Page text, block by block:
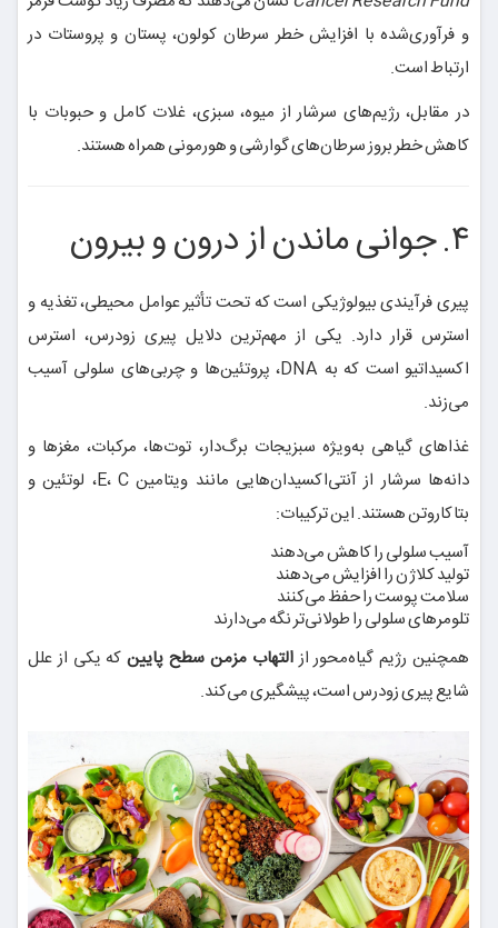
و فرآوری‌شده با افزایش خطر سرطان کولون، پستان و پروستات در
ارتباط است.
در مقابل، رژیم‌های سرشار از میوه، سبزی، غلات کامل و حبوبات با
کاهش خطر بروز سرطان‌های گوارشی و هورمونی همراه هستند.
۴. جوانی ماندن از درون و بیرون
پیری فرآیندی بیولوژیکی است که تحت تأثیر عوامل محیطی، تغذیه و
استرس قرار دارد. یکی از مهم‌ترین دلایل پیری زودرس، استرس
اکسیداتیو است که به DNA، پروتئین‌ها و چربی‌های سلولی آسیب
می‌زند.
غذاهای گیاهی به‌ویژه سبزیجات برگ‌دار، توت‌ها، مرکبات، مغزها و
دانه‌ها سرشار از آنتی‌اکسیدان‌هایی مانند ویتامین E، C، لوتئین و
بتاکاروتن هستند. این ترکیبات:
آسیب سلولی را کاهش می‌دهند
تولید کلاژن را افزایش می‌دهند
سلامت پوست را حفظ می‌کنند
تلومرهای سلولی را طولانی‌تر نگه می‌دارند
همچنین رژیم گیاه‌محور ازالتهاب مزمن سطح پایینکه یکی از علل
شایع پیری زودرس است، پیشگیری می‌کند.